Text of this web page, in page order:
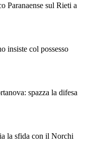
Paranaense sul Rieti a
insiste col possesso
spazza la difesa
la sfida con il Norchi